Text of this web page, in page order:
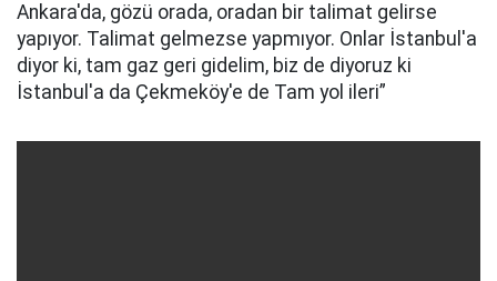
Ankara'da, gözü orada, oradan bir talimat gelirse
yapıyor. Talimat gelmezse yapmıyor. Onlar İstanbul'a
diyor ki, tam gaz geri gidelim, biz de diyoruz ki
İstanbul'a da Çekmeköy'e de Tam yol ileri”